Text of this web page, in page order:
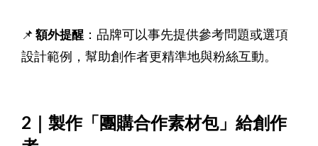
📌額外提醒 ：品牌可以事先提供參考問題或選項
設計範例，幫助創作者更精準地與粉絲互動。
2｜製作「團購合作素材包」給創作